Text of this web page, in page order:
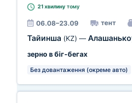
21 хвилину тому
06.08–23.09 тент
Тайинша (KZ) —
зерно в біг-бегах
Без довантаження (окреме авто)